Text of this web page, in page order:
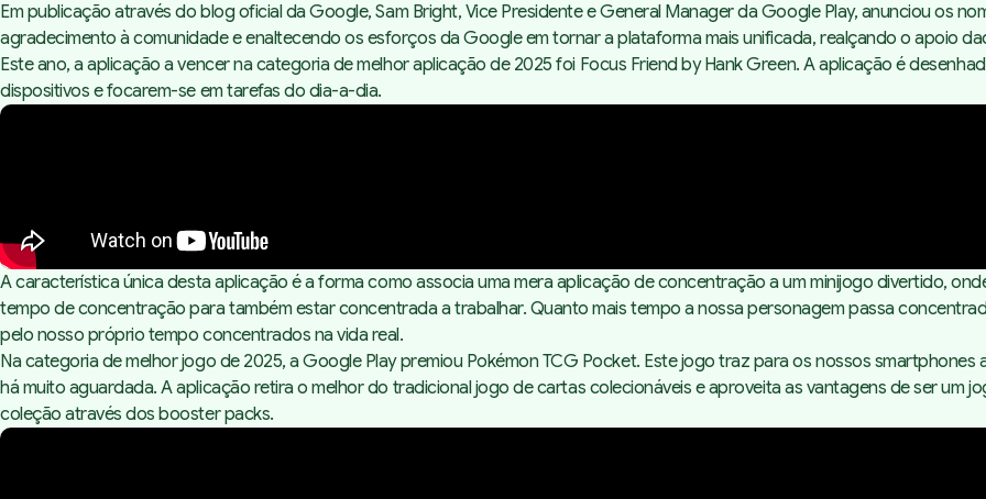
Em publicação através do blog oficial da Google, Sam Bright, Vice Presidente e General Manager da Google Play, anunciou os
agradecimento à comunidade e enaltecendo os esforços da Google em tornar a plataforma mais unificada, realçando o apoio
Este ano, a aplicação a vencer na categoria de melhor aplicação de 2025 foi Focus Friend by Hank Green. A aplicação é
dispositivos e focarem-se em tarefas do dia-a-dia.
A característica única desta aplicação é a forma como associa uma mera aplicação de concentração a um minijogo divertido,
tempo de concentração para também estar concentrada a trabalhar. Quanto mais tempo a nossa personagem passa
pelo nosso próprio tempo concentrados na vida real.
Na categoria de melhor jogo de 2025, a Google Play premiou Pokémon TCG Pocket. Este jogo traz para os nossos
há muito aguardada. A aplicação retira o melhor do tradicional jogo de cartas colecionáveis e aproveita as vantagens de ser
coleção através dosbooster packs.